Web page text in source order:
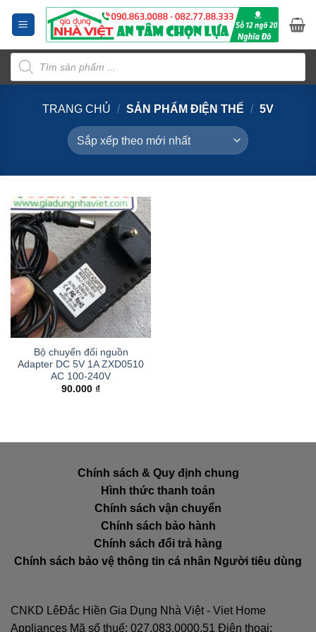
dung
Tìm
kiếm
sản
phẩm
TRANG CHỦ / SẢN PHẨM ĐIỆN THẾ / 5V
Bộ chuyển đổi nguồn
Adapter DC 5V 1A ZXD0510
AC 100-240V
90.000 ₫
Chính sách & Quy định chung
Hình thức thanh toán
Chính sách vận chuyển
Chính sách bảo hành
Chính sách đổi trả hàng
Chính sách bảo vệ thông tin cá nhân Người tiêu dùng
CNKD LêĐắc Hiền Gia Dụng Nhà Việt - Viet Home
Appliances Mã số thuế: 027.083.0000.51 Điện thoại: